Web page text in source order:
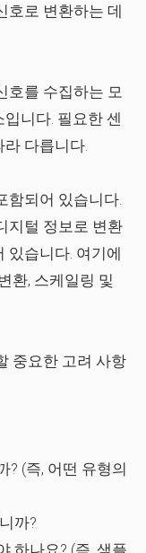
호로 변환하는 데
호를 수집하는 모
니다. 필요한 센
다릅니다.
함되어 있습니다.
지털 정보로 변환
있습니다. 여기에
환, 스케일링 및
중요한 고려 사항
? (즉, 어떤 유형의
까?
하나요? (즉, 샘플